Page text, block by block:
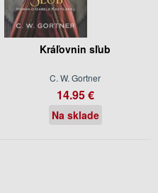
Kráľovnin sľub
C. W. Gortner
14.95 €
Na sklade